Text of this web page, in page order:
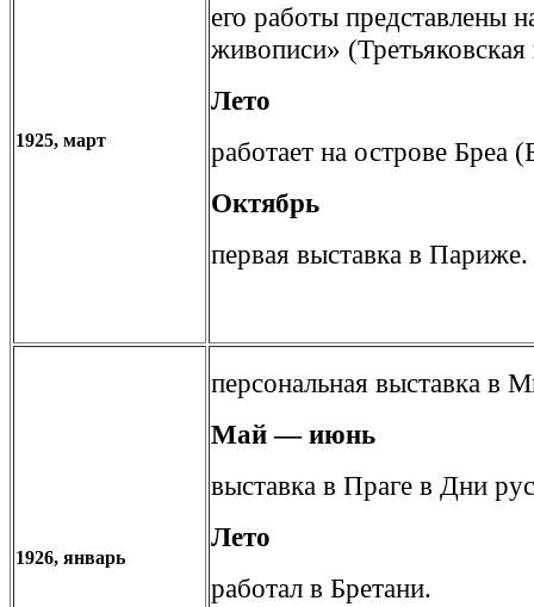
1925, март
его работы представлены
живописи»
Лето
работает на острове Бреа
Октябрь
первая выставка в Париже.
1926, январь
персональная выставка в
Май — июнь
выставка в Праге в Дни
Лето
работал в Бретани.